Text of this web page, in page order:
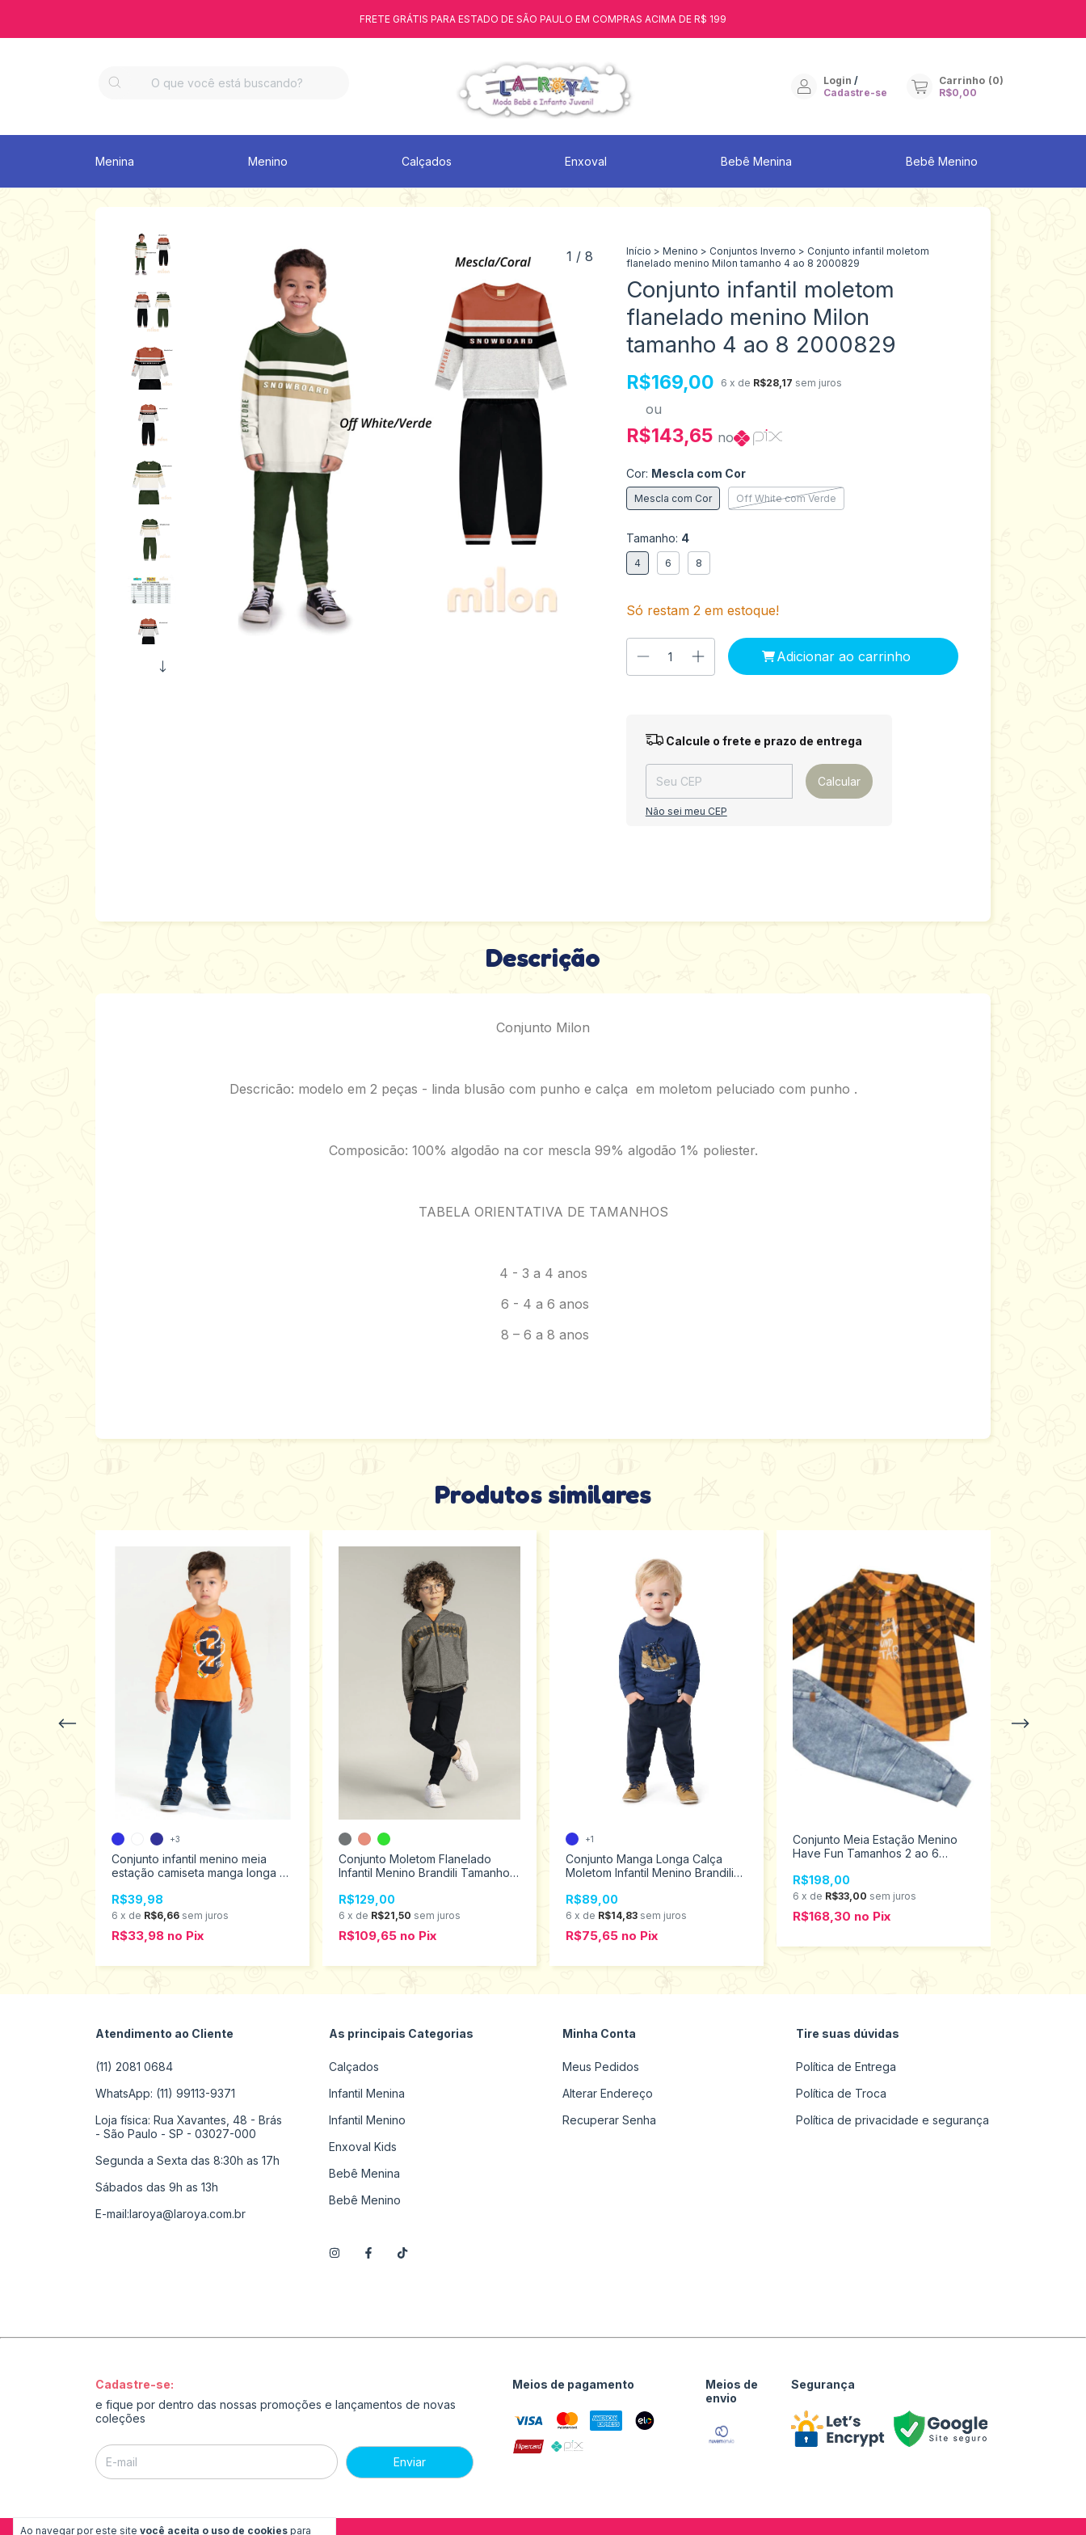
FRETE GRÁTIS PARA ESTADO DE SÃO PAULO EM COMPRAS ACIMA DE R$ 199
Login /
Cadastre-se
Carrinho (0)
R$0,00
Menina Menino Calçados Enxoval Bebê Menina Bebê Menino
Ao navegar por este site você aceita o uso de cookies para
1 / 8 Início > Menino > Conjuntos Inverno > Conjunto infantil moletom
flanelado menino Milon tamanho 4 ao 8 2000829
Conjunto infantil moletom
flanelado menino Milon
tamanho 4 ao 8 2000829
R$169,00 6 x de R$28,17 sem juros
ou
R$143,65 no
Cor: Mescla com Cor
Mescla com Cor Off White com Verde
Tamanho: 4
4 6 8
Só restam 2em estoque!
Entregas para o CEP: Alterar CEP
Calcule o frete e prazo de entrega
Calcular
Não sei meu CEP
Descrição
Conjunto Milon
Descricão: modelo em 2 peças - linda blusão com punho e calça em moletom peluciado com punho .
Composicão: 100% algodão na cor mescla 99% algodão 1% poliester.
TABELA ORIENTATIVA DE TAMANHOS
4 - 3 a 4 anos
6 - 4 a 6 anos
8 – 6 a 8 anos
Produtos similares
Conjunto infantil menino meia
estação camiseta manga longa e
tamanho 1 ao 8 766
R$39,98
6 x de R$6,66 sem juros
R$33,98 no Pix
+3
Conjunto Moletom Flanelado
Infantil Menino Brandili Tamanhos
R$129,00
6 x de R$21,50 sem juros
R$109,65 no Pix
Conjunto Manga Longa Calça
Moletom Infantil Menino Brandili
R$89,00
6 x de R$14,83 sem juros
R$75,65 no Pix
+1
Conjunto Meia Estação Menino
Have Fun Tamanhos 2 ao 6
R$198,00
6 x de R$33,00 sem juros
R$168,30 no Pix
Atendimento ao Cliente
(11) 2081 0684
WhatsApp: (11) 99113-9371
Loja física: Rua Xavantes, 48 - Brás
- São Paulo - SP - 03027-000
Segunda a Sexta das 8:30h as 17h
Sábados das 9h as 13h
E-mail:laroya@laroya.com.br
As principais Categorias
Calçados
Infantil Menina
Infantil Menino
Enxoval Kids
Bebê Menina
Bebê Menino
Minha Conta
Meus Pedidos
Alterar Endereço
Recuperar Senha
Tire suas dúvidas
Política de Entrega
Política de Troca
Política de privacidade e segurança
Cadastre-se:
e fique por dentro das nossas promoções e lançamentos de novas
coleções
Meios de pagamento
Meios de
envio
Segurança